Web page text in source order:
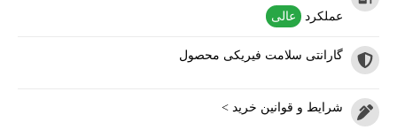
عملکرد
عالی
گارانتی سلامت فیریکی محصول
شرایط و قوانین خرید >